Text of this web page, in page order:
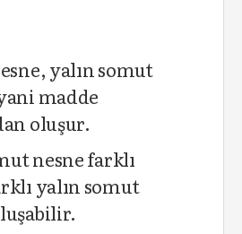
yalın somut
madde
oluşur.
nesne farklı
yalın somut